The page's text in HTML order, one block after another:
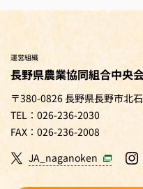
運営組織
長野県農業協同組合中央
〒380-0826 長野県長野市北
TEL：026-236-2030
FAX：026-236-2008
JA_naganoken